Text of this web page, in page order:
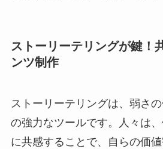
ストーリーテリングが鍵！
ンツ制作
ストーリーテリングは、弱さ
の強力なツールです。人々は
に共感することで、自らの価